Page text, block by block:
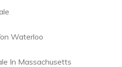
Waterloo
In Massachusetts